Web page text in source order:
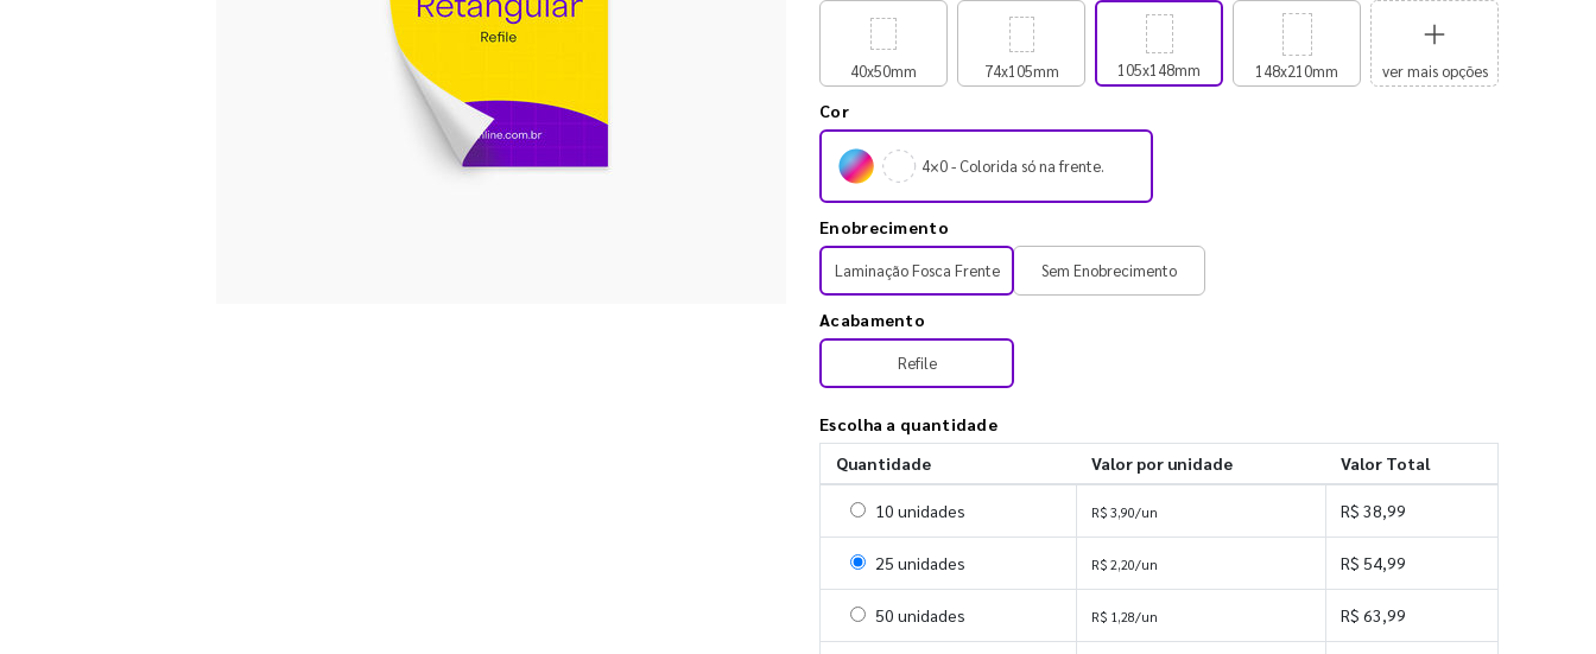
40x50mm 74x105mm 105x148mm 148x210mm ver mais opções
Cor
4×0 - Colorida só na frente.
Enobrecimento
Laminação Fosca Frente Sem Enobrecimento
Acabamento
Refile
Escolha a quantidade
Quantidade
Valor por unidade Valor Total
Selecionar 10 unidades
10 unidades R$ 3,90/un R$ 38,99
Selecionar 25 unidades
25 unidades R$ 2,20/un R$ 54,99
Selecionar 50 unidades
50 unidades R$ 1,28/un R$ 63,99